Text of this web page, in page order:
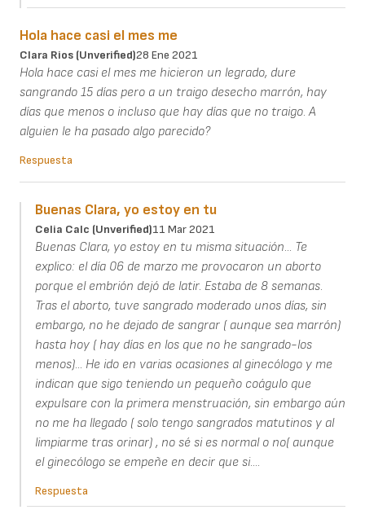
Hola hace casi el mes me
Clara Rios (unverified)28 Ene 2021
Hola hace casi el mes me hicieron un legrado, dure
sangrando 15 días pero a un traigo desecho marrón, hay
días que menos o incluso que hay días que no traigo. A
alguien le ha pasado algo parecido?
Respuesta
Buenas Clara, yo estoy en tu
Celia Calc (unverified)11 Mar 2021
Buenas Clara, yo estoy en tu misma situación... Te
explico: el día 06 de marzo me provocaron un aborto
porque el embrión dejó de latir. Estaba de 8 semanas.
Tras el aborto, tuve sangrado moderado unos días, sin
embargo, no he dejado de sangrar ( aunque sea marrón)
hasta hoy ( hay días en los que no he sangrado-los
menos)... He ido en varias ocasiones al ginecólogo y me
indican que sigo teniendo un pequeño coágulo que
expulsare con la primera menstruación, sin embargo aún
no me ha llegado ( solo tengo sangrados matutinos y al
limpiarme tras orinar) , no sé si es normal o no( aunque
el ginecólogo se empeñe en decir que si....
Respuesta